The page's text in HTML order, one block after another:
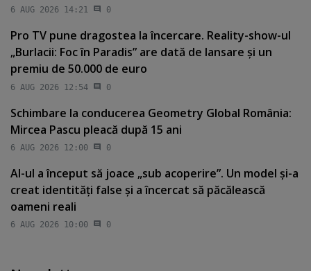
6 AUG 2026 14:21 0
Pro TV pune dragostea la încercare. Reality-show-ul
„Burlacii: Foc în Paradis” are dată de lansare şi un
premiu de 50.000 de euro
6 AUG 2026 12:54 0
Schimbare la conducerea Geometry Global România:
Mircea Pascu pleacă după 15 ani
6 AUG 2026 12:00 0
AI-ul a început să joace „sub acoperire”. Un model şi-a
creat identităţi false şi a încercat să păcălească
oameni reali
6 AUG 2026 10:00 0